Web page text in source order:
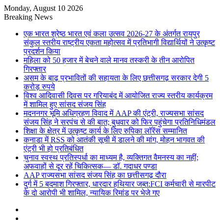
Monday, August 10 2026
Breaking News
एक भारत श्रेष्ठ भारत एवं कला उत्सव 2026-27 के अंतर्गत रायपुर
संकुल स्तरीय राष्ट्रीय एकता महोत्सव में प्रतिभागी विद्यार्थियों ने उत्कृष्ट
प्रदर्शन किया
महिला को 50 हजार में बेचने वाले मानव तस्करी के तीन आरोपित
गिरफ्तार
असम के बाढ़ प्रभावितों की सहायता के लिए छत्तीसगढ़ सरकार देगी 5
करोड़ रुपये
विश्व आदिवासी दिवस पर गरियाबंद में आयोजित राज्य स्तरीय कार्यक्रम
में शामिल हुए सांसद संजय सिंह
मदननगर भूमि अधिग्रहण विवाद में AAP की एंट्री, राज्यसभा सांसद
संजय सिंह ने सरपंच से की बात; बुधवार को फिर पहुंचेगा प्रतिनिधिमंडल
शिक्षा के क्षेत्र में उत्कृष्ट कार्य के लिए रुपिका लॉरेंस सम्मानित
कनाडा में RSS को आतंकी सूची में डालने की मांग, मोहन भागवत की
एंट्री भी हो प्रतिबंधित
चुनाव स्वस्थ प्रतिस्पर्धा का माध्यम है, व्यक्तिगत वैमनस्य का नहीं;
अफवाहों से दूर रहें चिकित्सक— डॉ. गदाधर पण्डा
AAP राज्यसभा सांसद संजय सिंह का छत्तीसगढ़ दौरा
दुर्ग में 5 बदमाश गिरफ्तार, धारदार हथियार जब्त:FCI कर्मचारी से मारपीट
के दो आरोपी भी शामिल, न्यायिक रिमांड पर भेजे गए